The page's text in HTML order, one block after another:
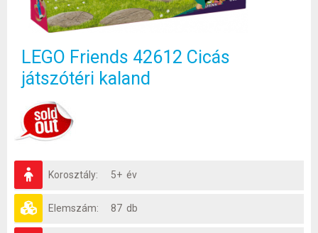
LEGO Friends 42612 Cicás
játszótéri kaland
Korosztály: 5+ év
Elemszám: 87 db